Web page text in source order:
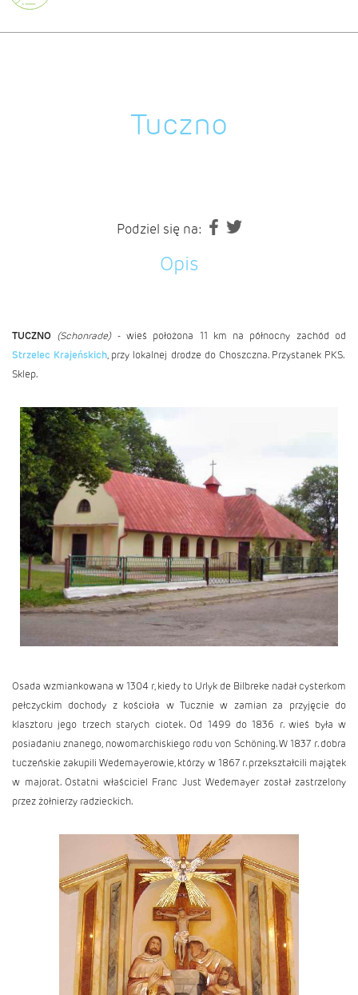
Tuczno
Podziel się na:
Opis
TUCZNO (Schonrade)- wieś położona 11 km na północny zachód od
Strzelec Krajeńskich, przy lokalnej drodze do Choszczna. Przystanek PKS.
Sklep.
Osada wzmiankowana w 1304 r, kiedy to Urlyk de Bilbreke nadał cysterkom
pełczyckim dochody z kościoła w Tucznie w zamian za przyjęcie do
klasztoru jego trzech starych ciotek. Od 1499 do 1836 r. wieś była w
posiadaniu znanego, nowomarchiskiego rodu von Schöning. W 1837 r. dobra
tuczeńskie zakupili Wedemayerowie, którzy w 1867 r. przekształcili majątek
w majorat. Ostatni właściciel Franc Just Wedemayer został zastrzelony
przez żołnierzy radzieckich.